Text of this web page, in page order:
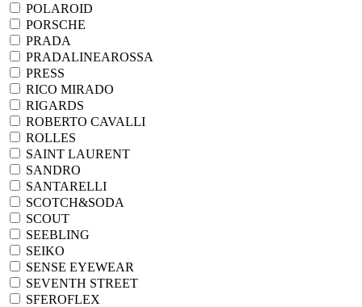
POLAROID
PORSCHE
PRADA
PRADALINEAROSSA
PRESS
RICO MIRADO
RIGARDS
ROBERTO CAVALLI
ROLLES
SAINT LAURENT
SANDRO
SANTARELLI
SCOTCH&SODA
SCOUT
SEEBLING
SEIKO
SENSE EYEWEAR
SEVENTH STREET
SFEROFLEX